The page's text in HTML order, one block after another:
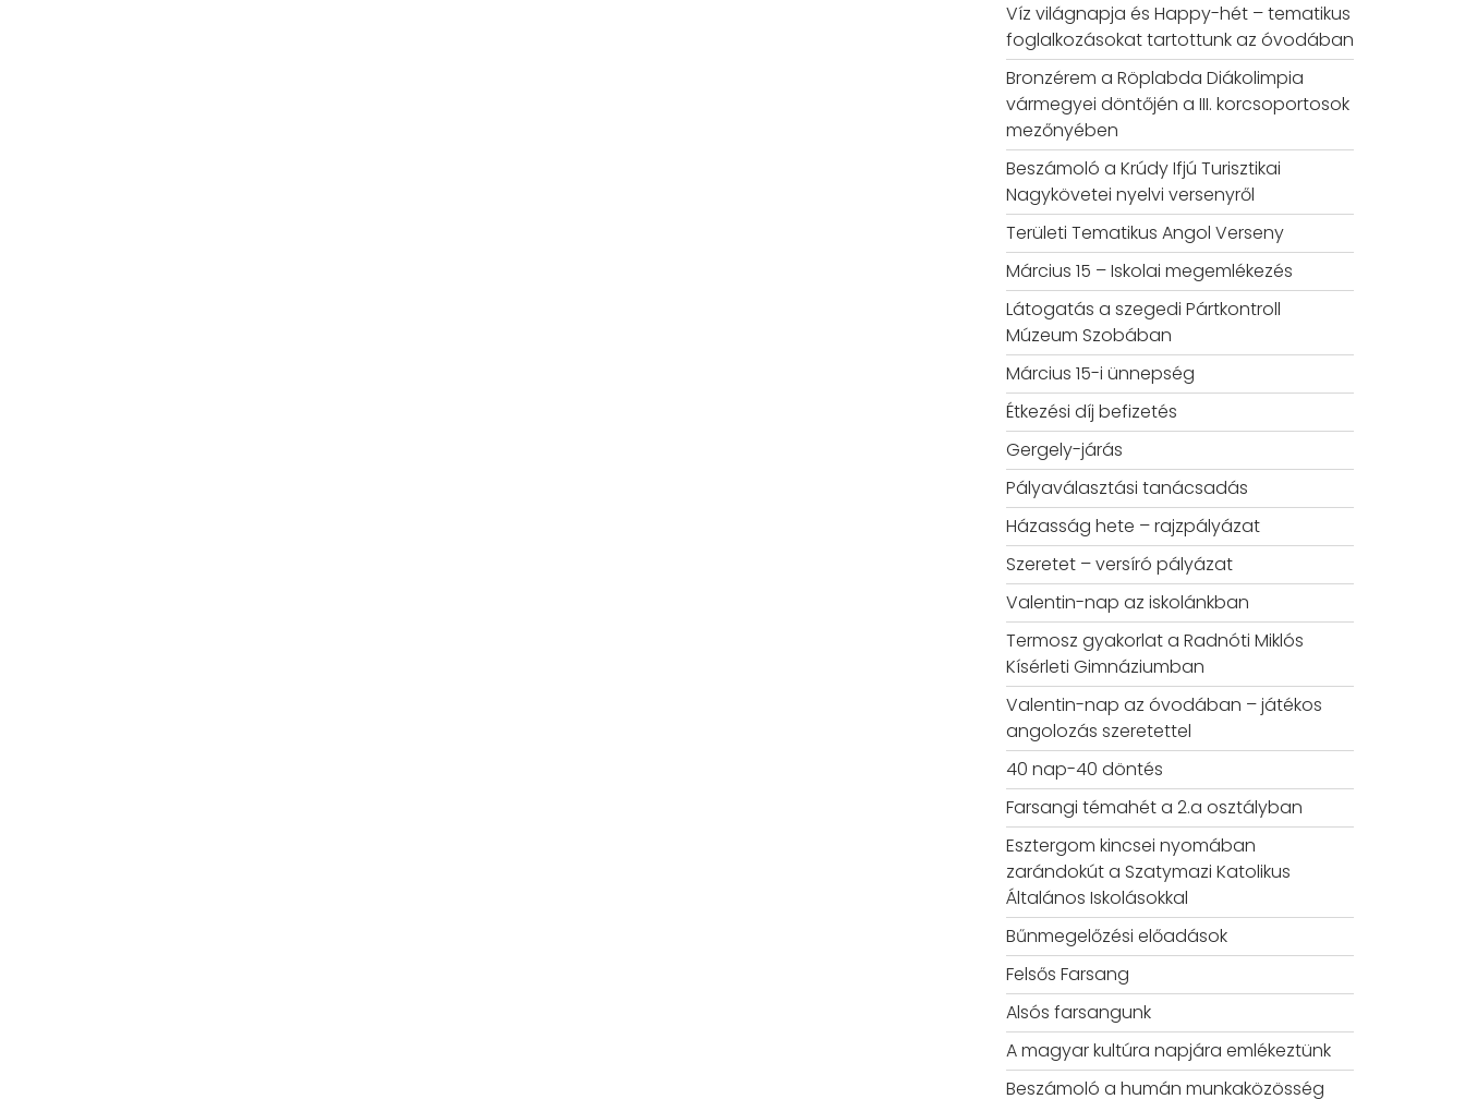
Víz világnapja és Happy-hét – tematikus
foglalkozásokat tartottunk az óvodában
Bronzérem a Röplabda Diákolimpia
vármegyei döntőjén a III. korcsoportosok
mezőnyében
Beszámoló a Krúdy Ifjú Turisztikai
Nagykövetei nyelvi versenyről
Területi Tematikus Angol Verseny
Március 15 – Iskolai megemlékezés
Látogatás a szegedi Pártkontroll
Múzeum Szobában
Március 15-i ünnepség
Étkezési díj befizetés
Gergely-járás
Pályaválasztási tanácsadás
Házasság hete – rajzpályázat
Szeretet – versíró pályázat
Valentin-nap az iskolánkban
Termosz gyakorlat a Radnóti Miklós
Kísérleti Gimnáziumban
Valentin-nap az óvodában – játékos
angolozás szeretettel
40 nap-40 döntés
Farsangi témahét a 2.a osztályban
Esztergom kincsei nyomában
zarándokút a Szatymazi Katolikus
Általános Iskolásokkal
Bűnmegelőzési előadások
Felsős Farsang
Alsós farsangunk
A magyar kultúra napjára emlékeztünk
Beszámoló a humán munkaközösség